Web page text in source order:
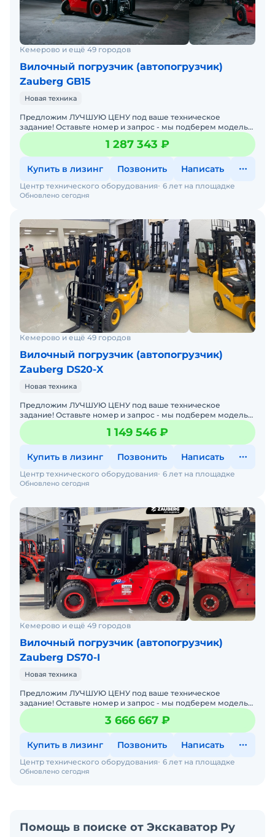
Кемерово и ещё 49 городов
Вилочный погрузчик (автопогрузчик)
Zauberg GB15
Новая техника
Предложим ЛУЧШУЮ ЦЕНУ под ваше техническое
задание! Оставьте номер и запрос - мы подберем модель
со СКИДКОЙ. В наличии на складах новые вилочные
погрузчики
1 287 343 ₽
Купить в лизинг Позвонить Написать
Обновлено сегодня
Центр технического оборудования 6 лет на площадке
Кемерово и ещё 49 городов
Вилочный погрузчик (автопогрузчик)
Zauberg DS20-X
Новая техника
Предложим ЛУЧШУЮ ЦЕНУ под ваше техническое
задание! Оставьте номер и запрос - мы подберем модель
со СКИДКОЙ. В наличии на складах новые вилочные
погрузчики
1 149 546 ₽
Купить в лизинг Позвонить Написать
Обновлено сегодня
Центр технического оборудования 6 лет на площадке
Кемерово и ещё 49 городов
Вилочный погрузчик (автопогрузчик)
Zauberg DS70-I
Новая техника
Предложим ЛУЧШУЮ ЦЕНУ под ваше техническое
задание! Оставьте номер и запрос - мы подберем модель
со СКИДКОЙ. В наличии на складах новые вилочные
погрузчики
3 666 667 ₽
Купить в лизинг Позвонить Написать
Обновлено сегодня
Центр технического оборудования 6 лет на площадке
Помощь в поиске от Экскаватор Ру